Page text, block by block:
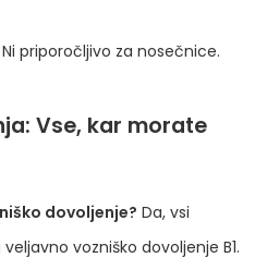
Ni priporočljivo za nosečnice.
Vse, kar morate
dovoljenje? Da, vsi
vozniško dovoljenje B1.